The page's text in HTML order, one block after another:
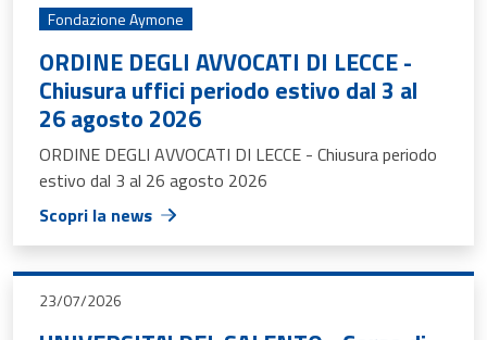
Fondazione Aymone
ORDINE DEGLI AVVOCATI DI LECCE -
Chiusura uffici periodo estivo dal 3 al
26 agosto 2026
ORDINE DEGLI AVVOCATI DI LECCE - Chiusura periodo
estivo dal 3 al 26 agosto 2026
Scopri la news
23/07/2026